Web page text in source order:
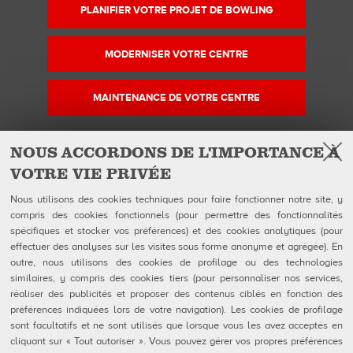
NOUS ACCORDONS DE L'IMPORTANCE À
VOTRE VIE PRIVÉE
Nous utilisons des cookies techniques pour faire fonctionner notre site, y
compris des cookies fonctionnels (pour permettre des fonctionnalités
spécifiques et stocker vos préférences) et des cookies analytiques (pour
effectuer des analyses sur les visites sous forme anonyme et agrégée). En
outre, nous utilisons des cookies de profilage ou des technologies
similaires, y compris des cookies tiers (pour personnaliser nos services,
réaliser des publicités et proposer des contenus ciblés en fonction des
préférences indiquées lors de votre navigation). Les cookies de profilage
sont facultatifs et ne sont utilisés que lorsque vous les avez acceptés en
cliquant sur « Tout autoriser ». Vous pouvez gérer vos propres préférences
PLANIFIER VOTRE PROJET DE BOWLING
MODERNISER VOTRE CENTRE
MAINTENANCE DE VOTRE CENTRE
QUBICAAMF WORLDWIDE LLC
40 rue Jacques Ibert
92300 Levallois-Perret:
Téléphone : 0140899470
Produits
Galerie
Actualités
eShop
Contacts
Formulaires FDS
Suivez-nous sur